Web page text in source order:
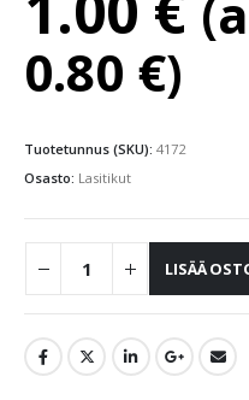
0.80 €)
Tuotetunnus (SKU): 4172
Osasto: Lasitikut
LISÄÄ